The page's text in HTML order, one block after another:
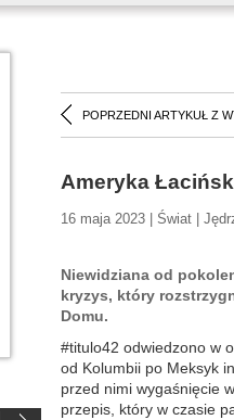
POPRZEDNI ARTYKUŁ Z
Ameryka
16 maja 2023 | Świat |
Niewidziana od
kryzys, który
Domu.
#titulo42 odwiedzono w
od Kolumbii po Meksyk
przed nimi wygaśnięcie
przepis, który w czasie